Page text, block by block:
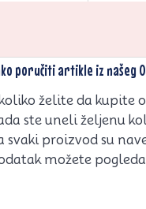
poručiti artikle iz našeg
želite da kupite
ste uneli željenu
svaki proizvod su
možete